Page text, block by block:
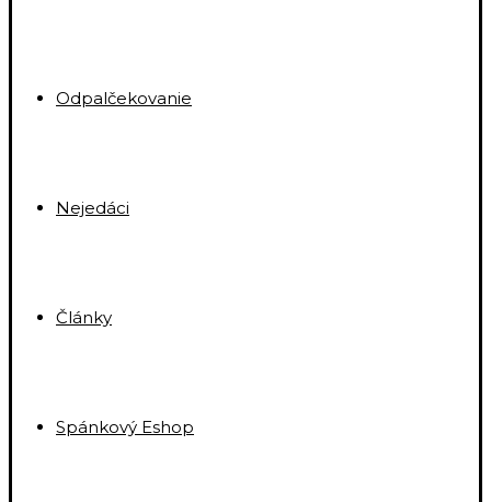
Odpalčekovanie
Nejedáci
Články
Spánkový Eshop